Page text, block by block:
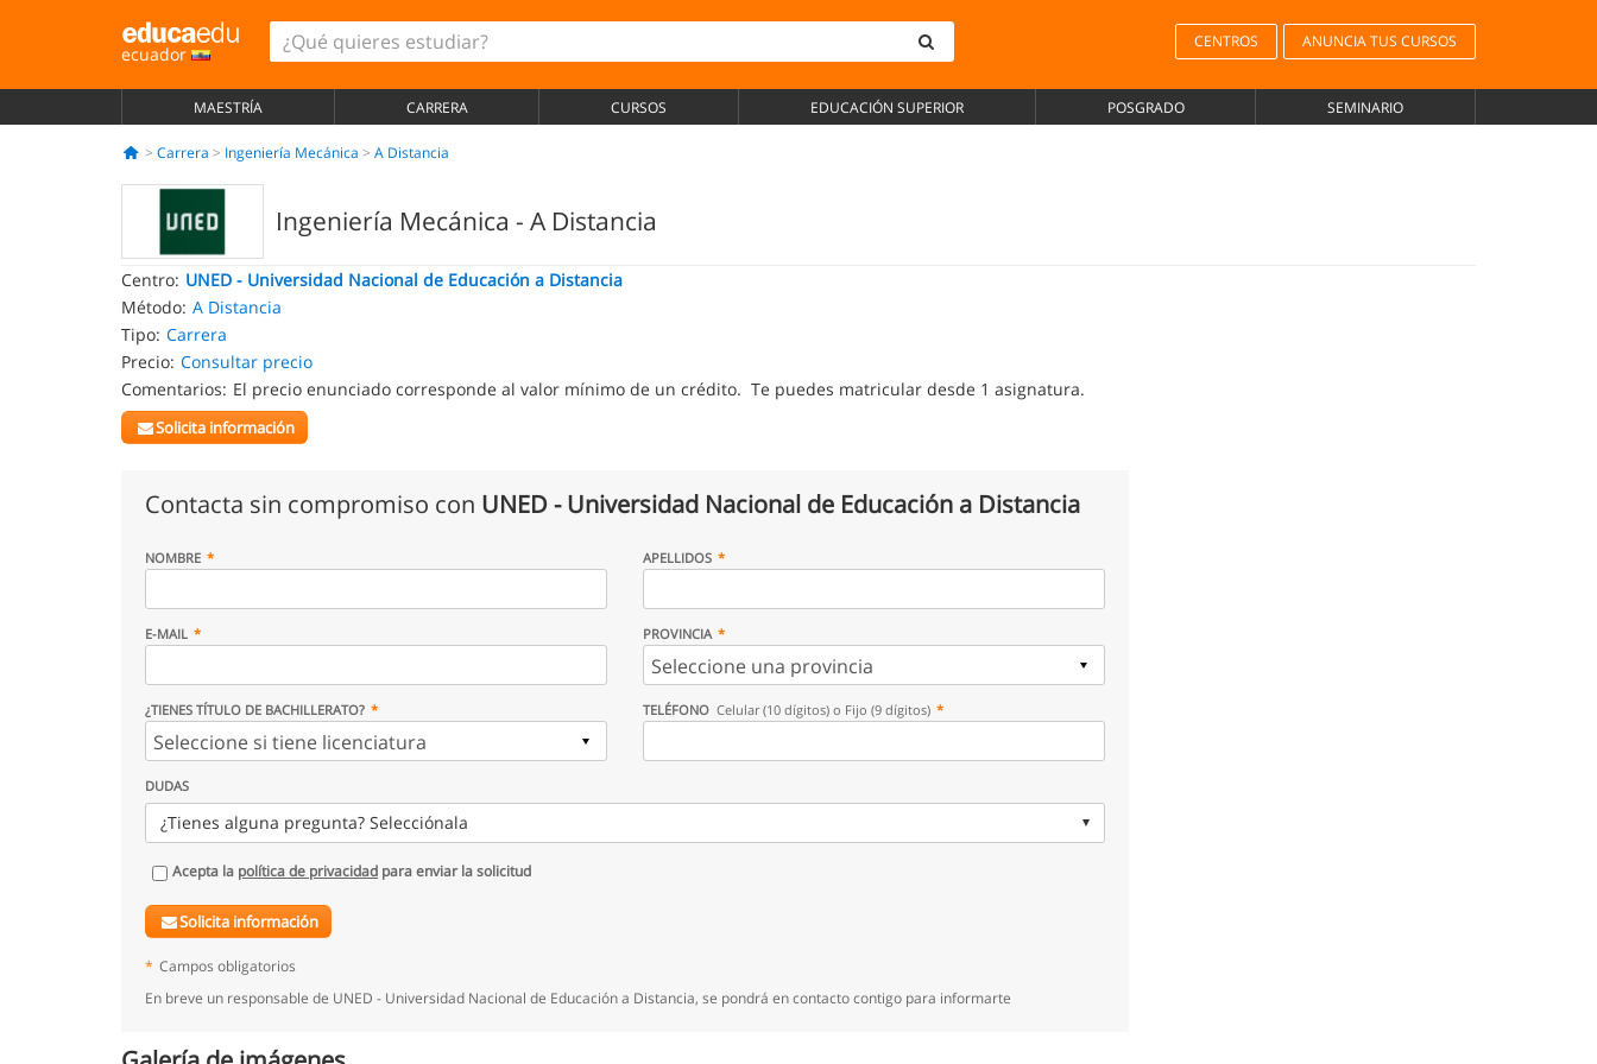
ecuador
CENTROS ANUNCIA TUS CURSOS
MAESTRÍA CARRERA CURSOS EDUCACIÓN SUPERIOR POSGRADO SEMINARIO
Carrera Ingeniería Mecánica A Distancia
Ingeniería Mecánica - A Distancia
Centro: UNED - Universidad Nacional de Educación a Distancia
Método: A Distancia
Tipo: Carrera
Precio: Consultar precio
Comentarios: El precio enunciado corresponde al valor mínimo de un crédito. Te puedes matricular desde 1 asignatura.
Solicita información
Contacta sin compromiso con UNED - Universidad Nacional de Educación a Distancia
NOMBRE APELLIDOS
E-MAIL PROVINCIA
¿TIENES TÍTULO DE BACHILLERATO? TELÉFONO Celular (10 dígitos) o Fijo (9 dígitos)
DUDAS
¿Tienes alguna pregunta? Selecciónala
Acepta la política de privacidad para enviar la solicitud
Solicita información
* Campos obligatorios
En breve un responsable de UNED - Universidad Nacional de Educación a Distancia, se pondrá en contacto contigo para informarte